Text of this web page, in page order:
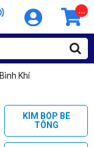
...
Bình Khí
KÌM BÓP BÊ
TÔNG